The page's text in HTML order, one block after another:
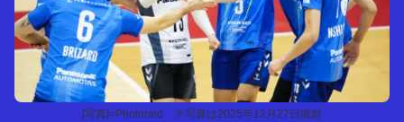
[写真]=Photoraid ※写真は2025年12月27日撮影